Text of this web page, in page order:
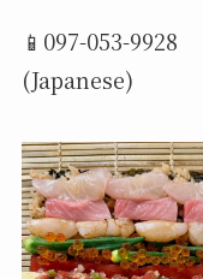
📱097-053-9928
(Japanese)